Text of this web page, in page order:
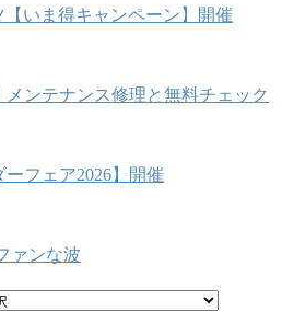
【いま得キャンペーン】開催
ンテナンス修理と無料チェック
ーフェア2026】開催
ァンな波